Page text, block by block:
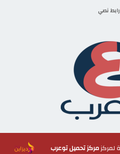
رابط نصي
مركز تحميل توعرب